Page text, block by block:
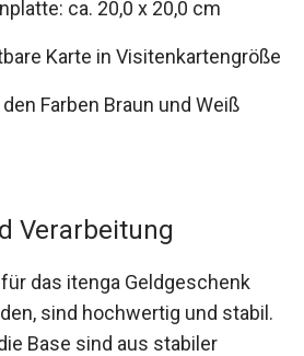
ca. 20,0 x 20,0 cm
Karte in Visitenkartengröße
Farben Braun und Weiß
Verarbeitung
das itenga Geldgeschenk
sind hochwertig und stabil.
Base sind aus stabiler